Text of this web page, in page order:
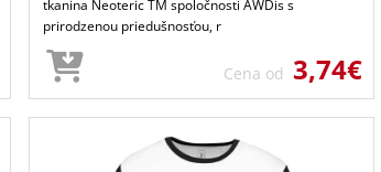
tkanina Neoteric TM spoločnosti AWDis s
prirodzenou priedušnosťou, r
Cena od 3,74€